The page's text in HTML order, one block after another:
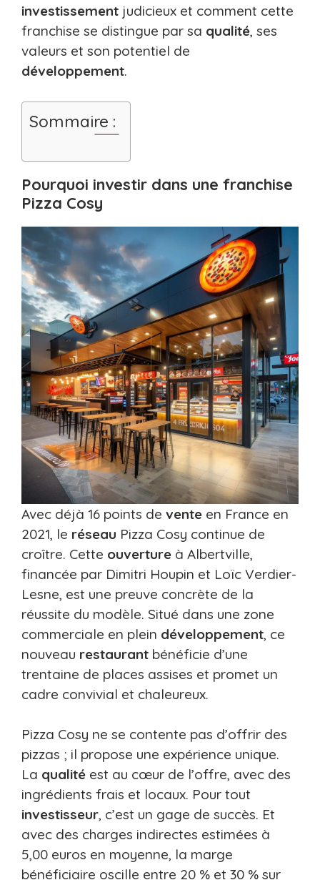
investissement judicieux et comment cette
franchise se distingue par sa qualité, ses
valeurs et son potentiel de
développement.
Sommaire :
Pourquoi investir dans une franchise
Pizza Cosy
Avec déjà 16 points de vente en France en
2021, le réseau Pizza Cosy continue de
croître. Cette ouverture à Albertville,
financée par Dimitri Houpin et Loïc Verdier-
Lesne, est une preuve concrète de la
réussite du modèle. Situé dans une zone
commerciale en plein développement, ce
nouveau restaurant bénéficie d’une
trentaine de places assises et promet un
cadre convivial et chaleureux.
Pizza Cosy ne se contente pas d’offrir des
pizzas ; il propose une expérience unique.
La qualité est au cœur de l’offre, avec des
ingrédients frais et locaux. Pour tout
investisseur, c’est un gage de succès. Et
avec des charges indirectes estimées à
5,00 euros en moyenne, la marge
bénéficiaire oscille entre 20 % et 30 % sur